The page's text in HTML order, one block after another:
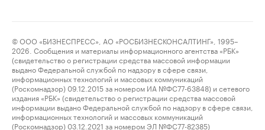
© ООО «БИЗНЕСПРЕСС», АО «РОСБИЗНЕСКОНСАЛТИНГ», 1995–
2026. Сообщения и материалы информационного агентства «РБК»
(свидетельство о регистрации средства массовой информации
выдано Федеральной службой по надзору в сфере связи,
информационных технологий и массовых коммуникаций
(Роскомнадзор) 09.12.2015 за номером ИА №ФС77-63848) и сетевого
издания «РБК» (свидетельство о регистрации средства массовой
информации выдано Федеральной службой по надзору в сфере связи,
информационных технологий и массовых коммуникаций
(Роскомнадзор) 03.12.2021 за номером ЭЛ №ФС77-82385)